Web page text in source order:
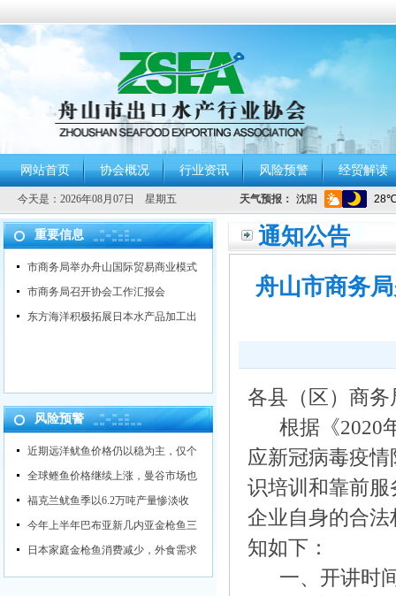
网站首页 协会概况 行业资讯 风险预警 经贸解读
今天是： 2026年08月07日 星期五 天气预报：
重要信息
市商务局举办舟山国际贸易商业模式
市商务局召开协会工作汇报会
东方海洋积极拓展日本水产品加工出
风险预警
近期远洋鱿鱼价格仍以稳为主，仅个
全球鲣鱼价格继续上涨，曼谷市场也
福克兰鱿鱼季以6.2万吨产量惨淡收
今年上半年巴布亚新几内亚金枪鱼三
日本家庭金枪鱼消费减少，外食需求
通知公告
舟山市商务
各县（区）商
根据《2020年
应新冠病毒疫
识培训和靠前
企业自身的合法
知如下：
一、开讲时